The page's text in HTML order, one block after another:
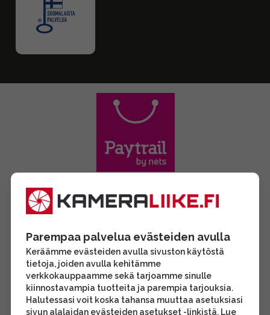
Parempaa palvelua evästeiden avulla
Keräämme evästeiden avulla sivuston käytöstä
tietoja, joiden avulla kehitämme
verkkokauppaamme sekä tarjoamme sinulle
kiinnostavampia tuotteita ja parempia tarjouksia.
Halutessasi voit koska tahansa muuttaa asetuksiasi
sivun alalaidan evästeiden asetukset -linkistä. Lue